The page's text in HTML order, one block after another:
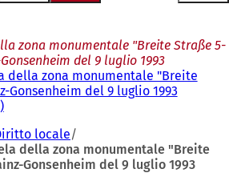
zona monumentale "Breite Straße 5-
del 9 luglio 1993
della zona monumentale "Breite
Gonsenheim del 9 luglio 1993
locale
della zona monumentale "Breite
Gonsenheim del 9 luglio 1993